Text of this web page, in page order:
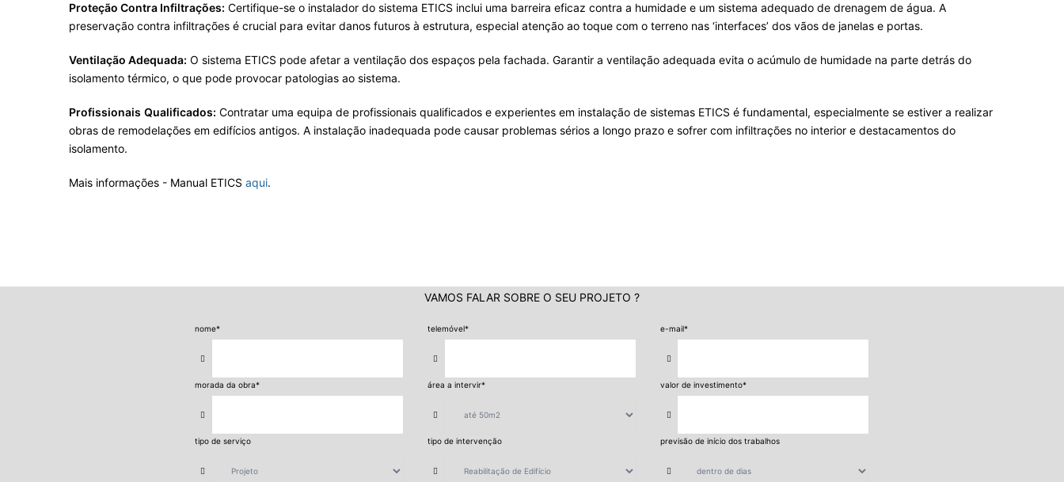
Proteção Contra Infiltrações: Certifique-se o instalador do sistema ETICS inclui uma barreira eficaz contra a humidade e um sistema adequado de drenagem de água. A
preservação contra infiltrações é crucial para evitar danos futuros à estrutura, especial atenção ao toque com o terreno nas ‘interfaces’ dos vãos de janelas e portas.
Ventilação Adequada: O sistema ETICS pode afetar a ventilação dos espaços pela fachada. Garantir a ventilação adequada evita o acúmulo de humidade na parte detrás do
isolamento térmico, o que pode provocar patologias ao sistema.
Profissionais Qualificados: Contratar uma equipa de profissionais qualificados e experientes em instalação de sistemas ETICS é fundamental, especialmente se estiver a realizar
obras de remodelações em edifícios antigos. A instalação inadequada pode causar problemas sérios a longo prazo e sofrer com infiltrações no interior e destacamentos do
isolamento.
Mais informações - Manual ETICS aqui.
VAMOS FALAR SOBRE O SEU PROJETO ?
nome* telemóvel* e-mail*
morada da obra* área a intervir* valor de investimento*
tipo de serviço tipo de intervenção previsão de início dos trabalhos